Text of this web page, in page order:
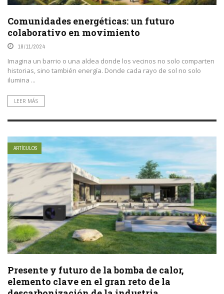
Comunidades energéticas: un futuro
colaborativo en movimiento
18/11/2024
Imagina un barrio o una aldea donde los vecinos no solo comparten
historias, sino también energía. Donde cada rayo de sol no solo
ilumina ...
LEER MÁS
ARTÍCULOS
Presente y futuro de la bomba de calor,
elemento clave en el gran reto de la